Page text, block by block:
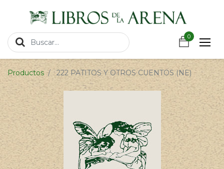
0
0
Productos 222 PATITOS Y OTROS CUENTOS (NE)